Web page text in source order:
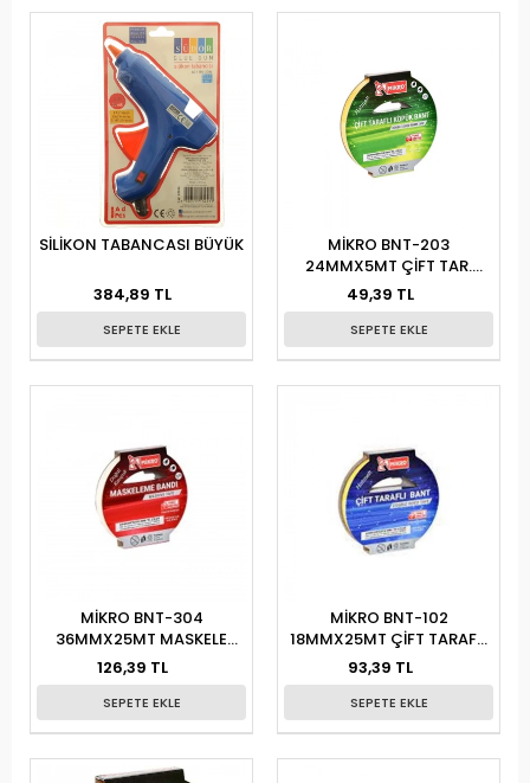
SİLİKON TABANCASI BÜYÜK
384,89 TL
SEPETE EKLE
MİKRO BNT-203
24MMX5MT ÇİFT TAR.
KÖPÜK 12Lİ
49,39 TL
SEPETE EKLE
MİKRO BNT-304
36MMX25MT MASKELE
BANDI
126,39 TL
SEPETE EKLE
MİKRO BNT-102
18MMX25MT ÇİFT TARAFLI
BANT
93,39 TL
SEPETE EKLE